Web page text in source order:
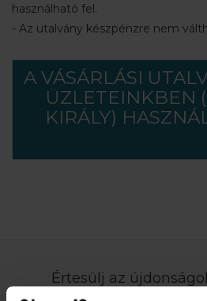
használható fel.
- Az utalvány készpénzre nem
A VÁSÁRLÁSI
ÜZLETEINKBEN
KIRÁLY)
Értesülj az